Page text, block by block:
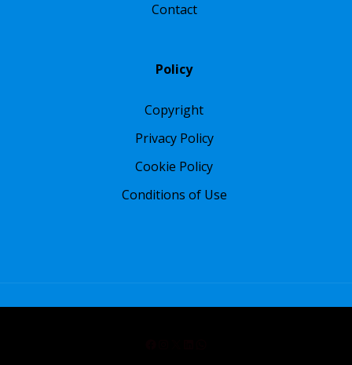
Contact
Policy
Copyright
Privacy Policy
Cookie Policy
Conditions of Use